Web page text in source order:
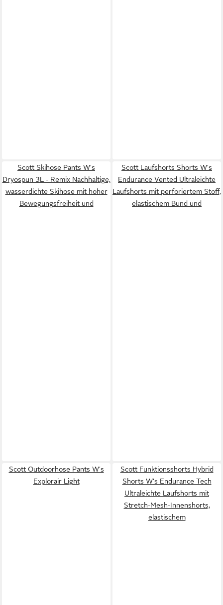
Scott Skihose Pants W's
Dryospun 3L - Remix Nachhaltige,
wasserdichte Skihose mit hoher
Bewegungsfreiheit und
Scott Laufshorts Shorts W's
Endurance Vented Ultraleichte
Laufshorts mit perforiertem Stoff,
elastischem Bund und
Scott Outdoorhose Pants W's
Explorair Light
Scott Funktionsshorts Hybrid
Shorts W's Endurance Tech
Ultraleichte Laufshorts mit
Stretch-Mesh-Innenshorts,
elastischem